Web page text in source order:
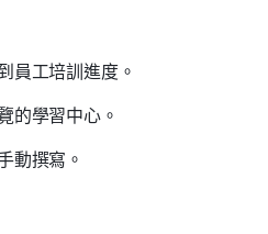
員工培訓進度。
的學習中心。
動撰寫。